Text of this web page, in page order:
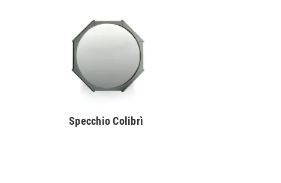
Specchio Colibrì